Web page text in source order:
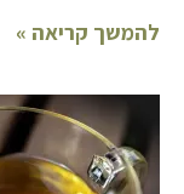
להמשך קריאה »